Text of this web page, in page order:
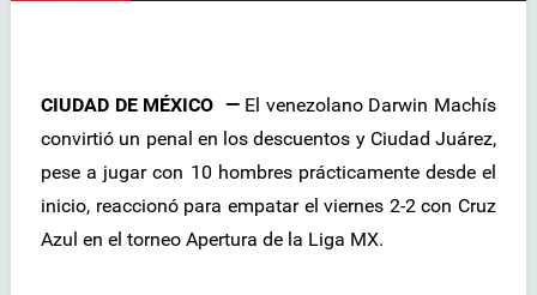
CIUDAD DE MÉXICO —El venezolano Darwin Machís
convirtió un penal en los descuentos y Ciudad Juárez,
pese a jugar con 10 hombres prácticamente desde el
inicio, reaccionó para empatar el viernes 2-2 con Cruz
Azul en el torneo Apertura de la Liga MX.